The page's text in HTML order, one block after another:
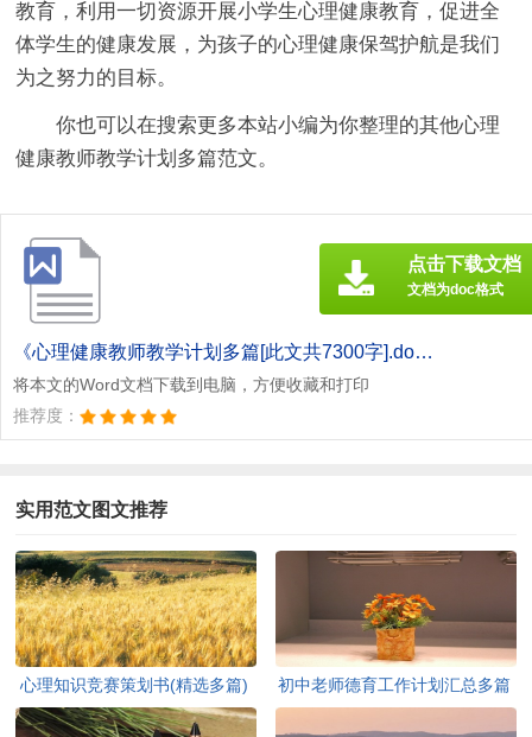
教育，利用一切资源开展小学生心理健康教育，促进全
体学生的健康发展，为孩子的心理健康保驾护航是我们
为之努力的目标。
你也可以在搜索更多本站小编为你整理的其他心理
健康教师教学计划多篇范文。
《心理健康教师教学计划多篇[此文共7300字].doc》
将本文的Word文档下载到电脑，方便收藏和打印
推荐度：
点击下载文档
文档为doc格式
实用范文图文推荐
心理知识竞赛策划书(精选多篇)
[此文共5937字]
初中老师德育工作计划汇总多篇